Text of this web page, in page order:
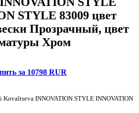
STYLE 83009 цвет
Прозрачный, цвет
Хром
за 10798 RUR
Kovaltseva INNOVATION STYLE INNOVATION